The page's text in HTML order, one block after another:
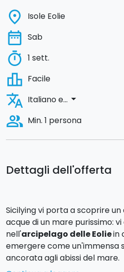
Dettagli dell'offerta
Sicilying vi porta a scoprire
acque di un mare purissimo:
nell'arcipelago delle Eoliein
emergere come un'immensa
ancorata agli abissi del mare.
place Isole Eolie
date_range Sab
timer 1 sett.
leaderboard Facile
translate Italiano e... arrow_drop_down
people_alt Min. 1 persona